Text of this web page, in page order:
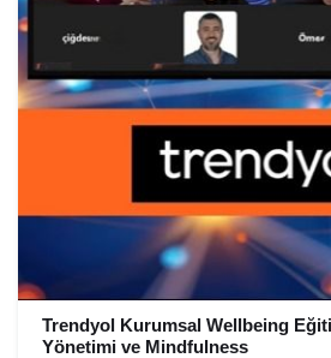
Trendyol Kurumsal Wellbeing
Yönetimi ve Mindfulness